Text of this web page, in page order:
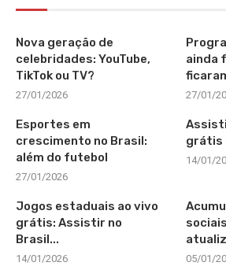
Nova geração de
celebridades: YouTube,
TikTok ou TV?
27/01/2026
ainda
27/01/
Esportes em
crescimento no Brasil:
além do futebol
27/01/2026
grátis
14/01/
Jogos estaduais ao vivo
grátis: Assistir no
Brasil...
14/01/2026 05/01/